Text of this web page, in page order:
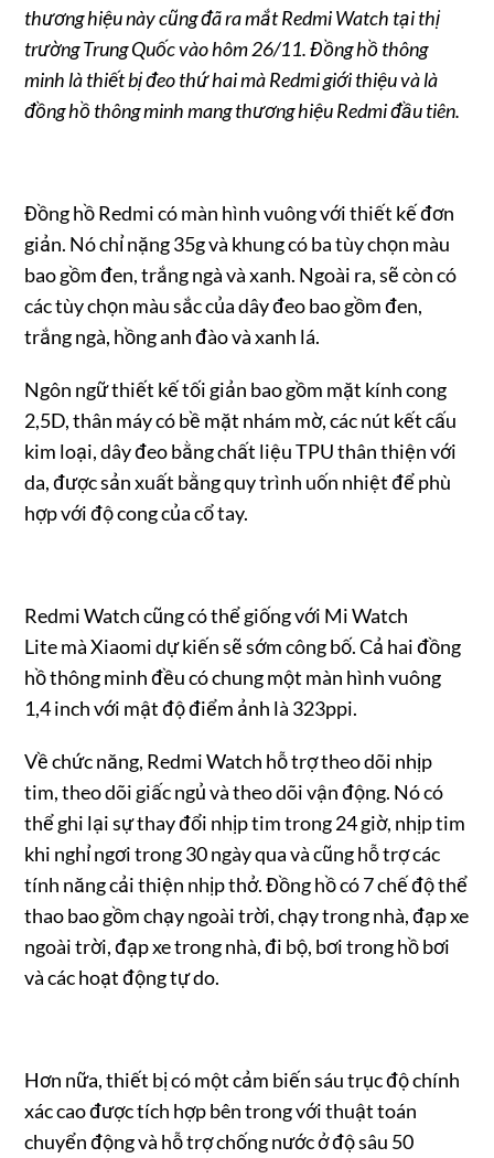
thương hiệu này cũng đã ra mắt Redmi Watch tại thị
trường Trung Quốc vào hôm 26/11. Đồng hồ thông
minh là thiết bị đeo thứ hai mà Redmi giới thiệu và là
đồng hồ thông minh mang thương hiệu Redmi đầu tiên.
Đồng hồ Redmi có màn hình vuông với thiết kế đơn
giản. Nó chỉ nặng 35g và khung có ba tùy chọn màu
bao gồm đen, trắng ngà và xanh. Ngoài ra, sẽ còn có
các tùy chọn màu sắc của dây đeo bao gồm đen,
trắng ngà, hồng anh đào và xanh lá.
Ngôn ngữ thiết kế tối giản bao gồm mặt kính cong
2,5D, thân máy có bề mặt nhám mờ, các nút kết cấu
kim loại, dây đeo bằng chất liệu TPU thân thiện với
da, được sản xuất bằng quy trình uốn nhiệt để phù
hợp với độ cong của cổ tay.
Redmi Watch cũng có thể giống với Mi Watch
Lite mà Xiaomi dự kiến ​​sẽ sớm công bố. Cả hai đồng
hồ thông minh đều có chung một màn hình vuông
1,4 inch với mật độ điểm ảnh là 323ppi.
Về chức năng, Redmi Watch hỗ trợ theo dõi nhịp
tim, theo dõi giấc ngủ và theo dõi ​​vận động. Nó có
thể ghi lại sự thay đổi nhịp tim trong 24 giờ, nhịp tim
khi nghỉ ngơi trong 30 ngày qua và cũng hỗ trợ các
tính năng cải thiện nhịp thở. Đồng hồ có 7 chế độ thể
thao bao gồm chạy ngoài trời, chạy trong nhà, đạp xe
ngoài trời, đạp xe trong nhà, đi bộ, bơi trong hồ bơi
và các hoạt động tự do.
Hơn nữa, thiết bị có một cảm biến sáu trục độ chính
xác cao được tích hợp bên trong với thuật toán
chuyển động và hỗ trợ chống nước ở độ sâu 50